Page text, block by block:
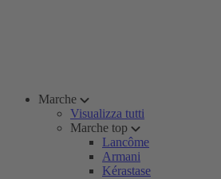
Marche
Visualizza tutti
Marche top
Lancôme
Armani
Kérastase